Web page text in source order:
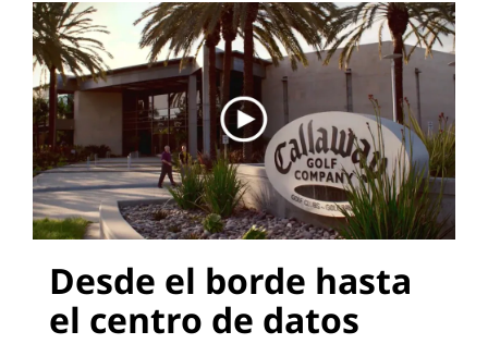
Desde el borde hasta
el centro de datos